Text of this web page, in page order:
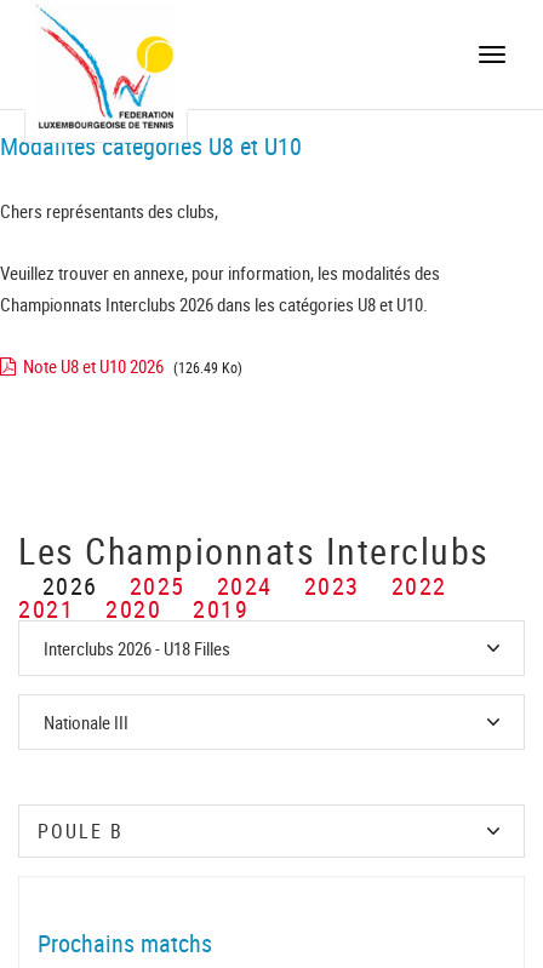
Toggle
Modalités catégories U8 et U10
Chers représentants des clubs,
Veuillez trouver en annexe, pour information, les modalités des
Championnats Interclubs 2026 dans les catégories U8 et U10.
Note U8 et U10 2026 (126.49 Ko)
Les Championnats Interclubs
2026 2025 2024 2023 2022
2021 2020 2019
Prochains matchs